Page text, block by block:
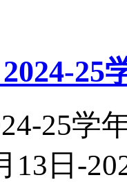
25
25学
13日-